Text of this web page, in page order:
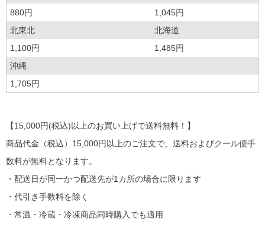
880円
1,045円
北東北
北海道
1,100円
1,485円
沖縄
1,705円
【15,000円(税込)以上のお買い上げで送料無料！】
商品代金（税込）15,000円以上のご注文で、送料およびクール便手
数料が無料となります。
・配送日が同一かつ配送先が1カ所の場合に限ります
・代引き手数料を除く
・常温・冷蔵・冷凍商品同時購入でも適用